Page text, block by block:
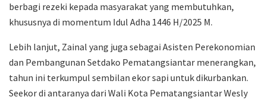
berbagi rezeki kepada masyarakat yang membutuhkan,
khususnya di momentum Idul Adha 1446 H/2025 M.
Lebih lanjut, Zainal yang juga sebagai Asisten Perekonomian
dan Pembangunan Setdako Pematangsiantar menerangkan,
tahun ini terkumpul sembilan ekor sapi untuk dikurbankan.
Seekor di antaranya dari Wali Kota Pematangsiantar Wesly